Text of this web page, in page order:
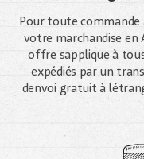
Pour toute commande
votre marchandise en
offre sapplique à
expédiés par un
denvoi gratuit à